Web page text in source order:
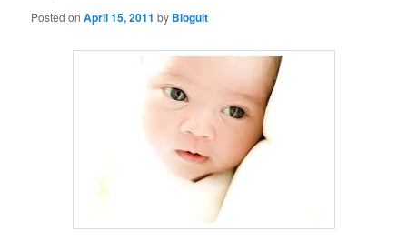
Posted onApril 15, 2011 by Bloguit